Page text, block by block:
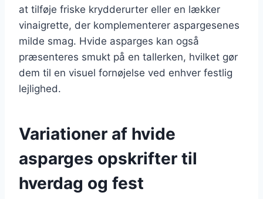
at tilføje friske krydderurter eller en lækker
vinaigrette, der komplementerer aspargesenes
milde smag. Hvide asparges kan også
præsenteres smukt på en tallerken, hvilket gør
dem til en visuel fornøjelse ved enhver festlig
lejlighed.
Variationer af hvide
asparges opskrifter til
hverdag og fest